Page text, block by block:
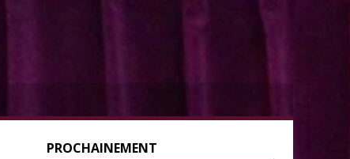
PROCHAINEMENT